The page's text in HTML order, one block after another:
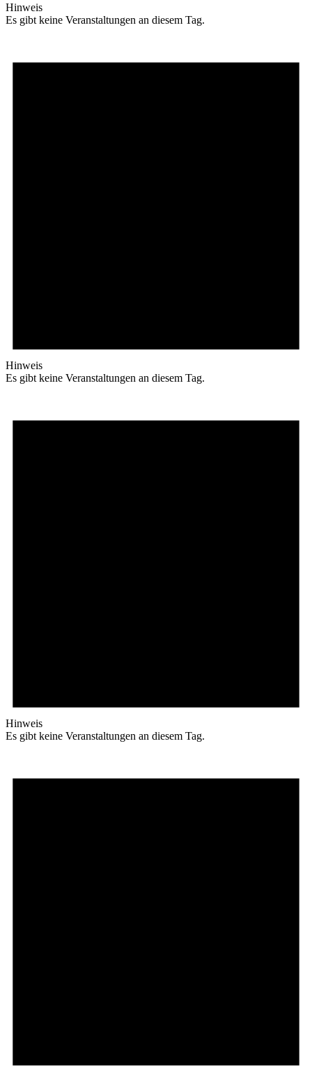
Hinweis
Es gibt keine Veranstaltungen an diesem Tag.
Hinweis
Es gibt keine Veranstaltungen an diesem Tag.
Hinweis
Es gibt keine Veranstaltungen an diesem Tag.